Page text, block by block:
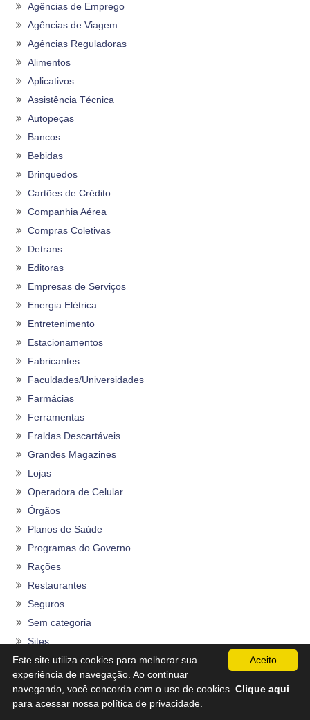
Agências de Emprego
Agências de Viagem
Agências Reguladoras
Alimentos
Aplicativos
Assistência Técnica
Autopeças
Bancos
Bebidas
Brinquedos
Cartões de Crédito
Companhia Aérea
Compras Coletivas
Detrans
Editoras
Empresas de Serviços
Energia Elétrica
Entretenimento
Estacionamentos
Fabricantes
Faculdades/Universidades
Farmácias
Ferramentas
Fraldas Descartáveis
Grandes Magazines
Lojas
Operadora de Celular
Órgãos
Planos de Saúde
Programas do Governo
Rações
Restaurantes
Seguros
Sem categoria
Sites
Supermercados/Hipermercados
Transportes
TV por Assinatura
Aceito
Este site utiliza cookies para melhorar sua
experiência de navegação. Ao continuar
navegando, você concorda com o uso de cookies. Clique aqui
para acessar nossa política de privacidade.